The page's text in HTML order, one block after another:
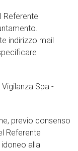
Referente
indirizzo mail
Vigilanza Spa -
previo consenso
Referente
alla